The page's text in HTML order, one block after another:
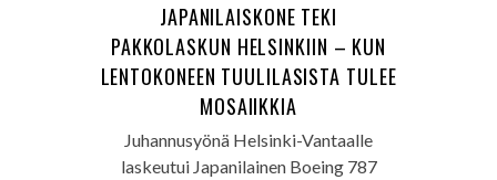
JAPANILAISKONE TEKI
PAKKOLASKUN HELSINKIIN – KUN
LENTOKONEEN TUULILASISTA TULEE
MOSAIIKKIA
Juhannusyönä Helsinki-Vantaalle
laskeutui Japanilainen Boeing 787